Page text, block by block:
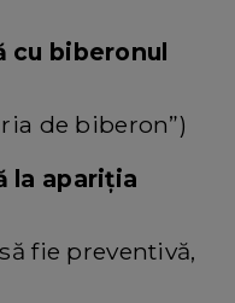
cu biberonul
de biberon”)
la apariția
fie preventivă,